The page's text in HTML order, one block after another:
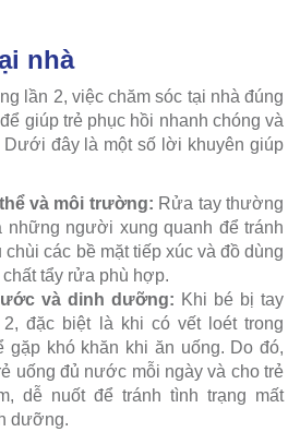
nhà
lần 2, việc chăm sóc tại nhà đúng
giúp trẻ phục hồi nhanh chóng và
đây là một số lời khuyên giúp
và môi trường: Rửa tay thường
những người xung quanh để tránh
chùi các bề mặt tiếp xúc và đồ dùng
tẩy rửa phù hợp.
và dinh dưỡng: Khi bé bị tay
đặc biệt là khi có vết loét trong
gặp khó khăn khi ăn uống. Do đó,
uống đủ nước mỗi ngày và cho trẻ
dễ nuốt để tránh tình trạng mất
dưỡng.